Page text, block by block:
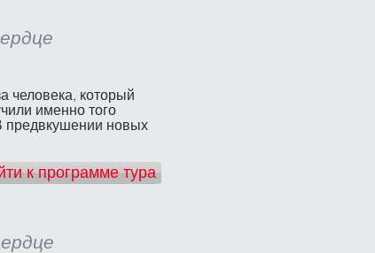
человека, который
именно того
предвкушении новых
к программе тура